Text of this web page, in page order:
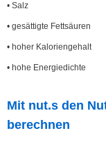
• Salz
• gesättigte Fettsäuren
• hoher Kaloriengehalt
• hohe Energiedichte
Mit nut.s den
berechnen